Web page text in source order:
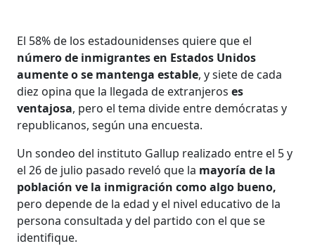
El 58% de los estadounidenses quiere que el
número de inmigrantes en Estados Unidos
aumente o se mantenga estable, y siete de cada
diez opina que la llegada de extranjeroses
ventajosa, pero el tema divide entre demócratas y
republicanos, según una encuesta.
Un sondeo del instituto Gallup realizado entre el 5 y
el 26 de julio pasado reveló que la mayoría de la
población ve la inmigración como algo bueno,
pero depende de la edad y el nivel educativo de la
persona consultada y del partido con el que se
identifique.